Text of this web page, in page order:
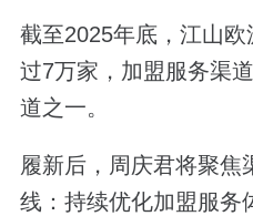
截至2025年底，江山
过7万家，加盟服务渠
道之一。
履新后，周庆君将聚焦
线：持续优化加盟服务